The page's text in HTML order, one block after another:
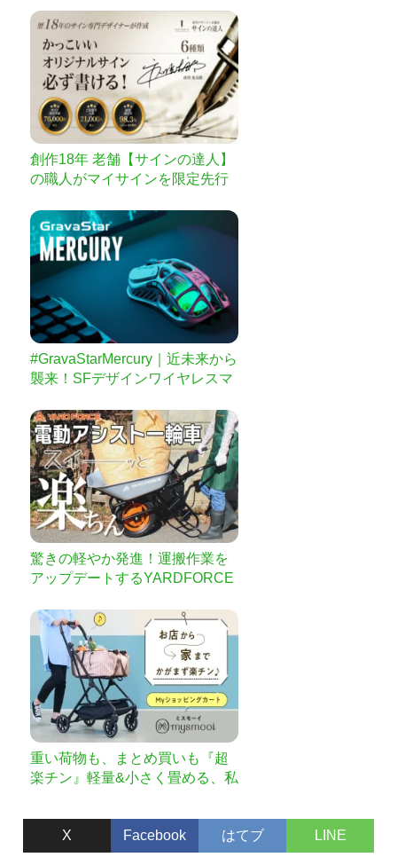
ーツケースの衝撃や振動も軽減
出来て体への負担も減らせる
【Caster専用Shoes】
創作18年 老舗【サインの達人】
の職人がマイサインを限定先行
#GravaStarMercury｜近未来から
襲来！SFデザインワイヤレスマ
驚きの軽やか発進！運搬作業を
アップデートするYARDFORCE
重い荷物も、まとめ買いも『超
楽チン』軽量&小さく畳める、私
X Facebook はてブ LINE